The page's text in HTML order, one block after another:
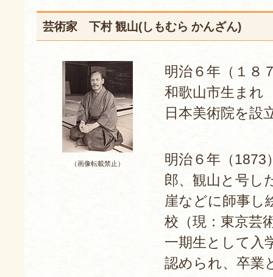
芸術家 下村 観山(しもむら かんざん)
明治６年（１８
和歌山市生まれ
日本美術院を設
明治６年（1873
郎、観山と号し
崖などに師事し
校（現：東京芸
一期生として入
認められ、卒業
（画像転載禁止）